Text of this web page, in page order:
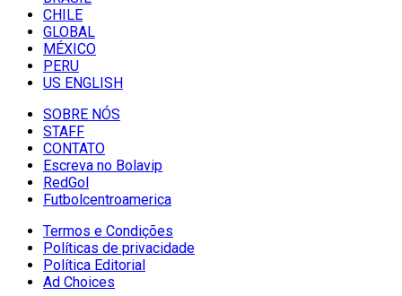
CHILE
GLOBAL
MÉXICO
PERU
US ENGLISH
SOBRE NÓS
STAFF
CONTATO
Escreva no Bolavip
RedGol
Futbolcentroamerica
Termos e Condições
Políticas de privacidade
Política Editorial
Ad Choices